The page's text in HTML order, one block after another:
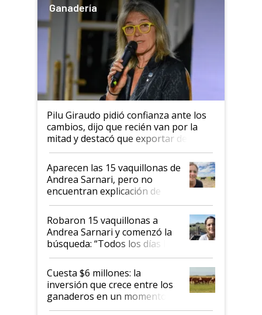
Ganadería
Pilu Giraudo pidió confianza ante los
cambios, dijo que recién van por la
mitad y destacó que exportar dejó de
ser "para unos pocos": "Tenemos un
mandato muy claro del gobierno
nacional"
Aparecen las 15 vaquillonas de
Andrea Sarnari, pero no
encuentran explicación de
cómo llegaron allí
Robaron 15 vaquillonas a
Andrea Sarnari y comenzó la
búsqueda: “Todos los días le
toca a algún productor”
Cuesta $6 millones: la
inversión que crece entre los
ganaderos en un momento
histórico para la actividad